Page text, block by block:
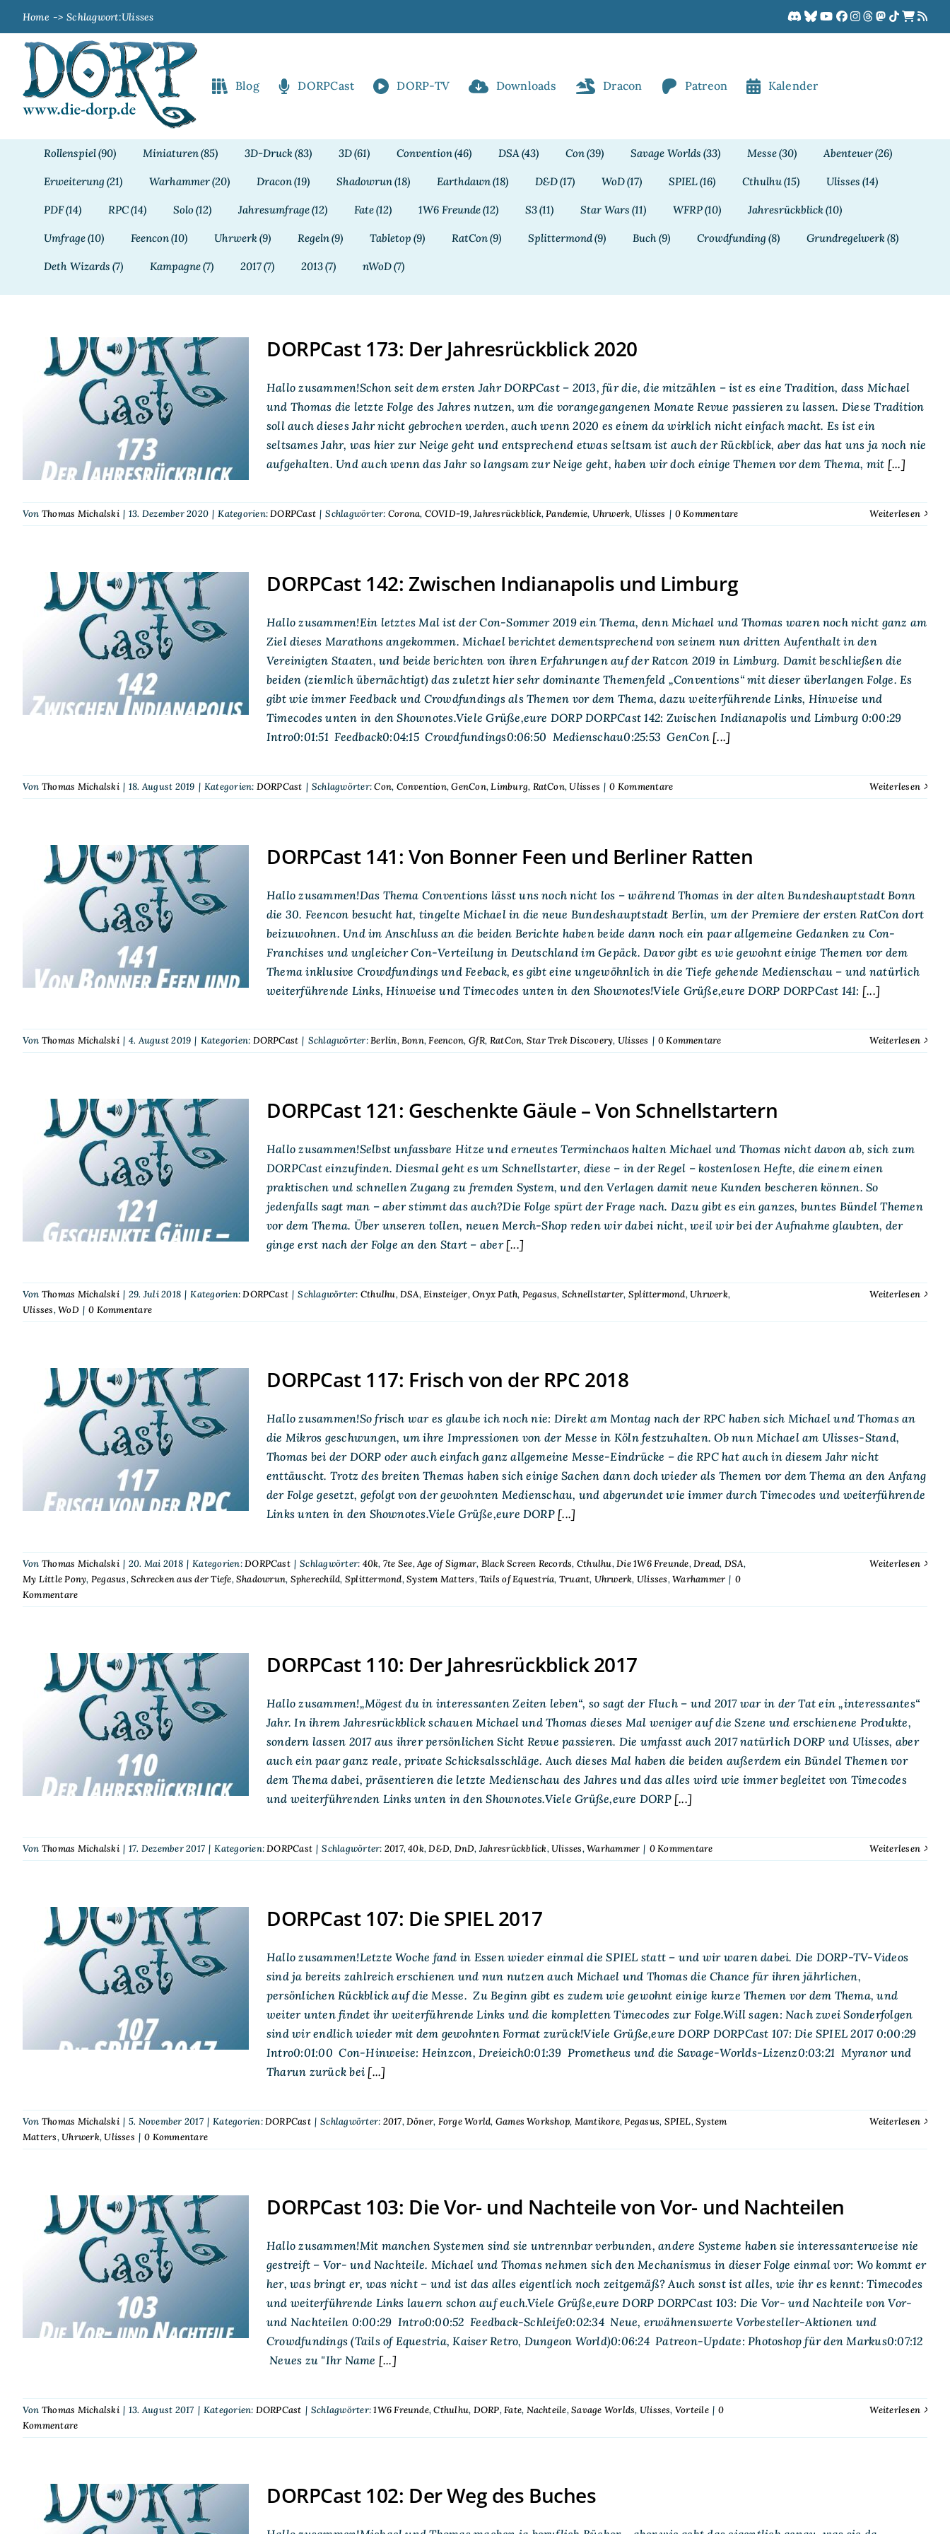
springen
Home Schlagwort:Ulisses
Blog DORPCast DORP-TV Downloads Dracon Patreon Kalender
Rollenspiel(90) Miniaturen(85) 3D-Druck(83) 3D(61) Convention(46) DSA(43) Con(39) Savage Worlds (33) Messe(30) Abenteuer(26)
Erweiterung (21) Warhammer(20) Dracon(19) Shadowrun(18) Earthdawn(18) D&D(17) WoD(17) SPIEL(16) Cthulhu(15) Ulisses (14)
PDF(14) RPC(14) Solo(12) Jahresumfrage(12) Fate(12) 1W6 Freunde(12) S3(11) Star Wars (11) WFRP(10) Jahresrückblick(10)
Umfrage(10) Feencon(10) Uhrwerk(9) Regeln(9) Tabletop (9) RatCon(9) Splittermond(9) Buch(9) Crowdfunding (8) Grundregelwerk(8)
Deth Wizards (7) Kampagne(7) 2017(7) 2013(7) nWoD(7)
DORPCast 173: Der
Jahresrückblick 2020
DORPCast 173: Der Jahresrückblick 2020
Hallo zusammen!Schon seit dem ersten Jahr DORPCast – 2013, für die, die mitzählen – ist es eine Tradition, dass Michael
und Thomas die letzte Folge des Jahres nutzen, um die vorangegangenen Monate Revue passieren zu lassen. Diese Tradition
soll auch dieses Jahr nicht gebrochen werden, auch wenn 2020 es einem da wirklich nicht einfach macht. Es ist ein
seltsames Jahr, was hier zur Neige geht und entsprechend etwas seltsam ist auch der Rückblick, aber das hat uns ja noch nie
aufgehalten. Und auch wenn das Jahr so langsam zur Neige geht, haben wir doch einige Themen vor dem Thema, mit [...]
Von Thomas Michalski | 13. Dezember 2020 | Kategorien:DORPCast | Schlagwörter: Corona, COVID-19,Jahresrückblick,Pandemie, Uhrwerk, Ulisses | 0 Kommentare Weiterlesen
DORPCast 142:
Zwischen Indianapolis
und Limburg
DORPCast 142: Zwischen Indianapolis und Limburg
Hallo zusammen!Ein letztes Mal ist der Con-Sommer 2019 ein Thema, denn Michael und Thomas waren noch nicht ganz am
Ziel dieses Marathons angekommen. Michael berichtet dementsprechend von seinem nun dritten Aufenthalt in den
Vereinigten Staaten, und beide berichten von ihren Erfahrungen auf der Ratcon 2019 in Limburg. Damit beschließen die
beiden (ziemlich übernächtigt) das zuletzt hier sehr dominante Themenfeld „Conventions“ mit dieser überlangen Folge. Es
gibt wie immer Feedback und Crowdfundings als Themen vor dem Thema, dazu weiterführende Links, Hinweise und
Timecodes unten in den Shownotes.Viele Grüße,eure DORP DORPCast 142: Zwischen Indianapolis und Limburg 0:00:29
Intro0:01:51 Feedback0:04:15 Crowdfundings0:06:50 Medienschau0:25:53 GenCon[...]
Von Thomas Michalski | 18. August 2019 | Kategorien: DORPCast | Schlagwörter:Con, Convention,GenCon,Limburg, RatCon,Ulisses | 0 Kommentare Weiterlesen
DORPCast 141: Von
Bonner Feen und
Berliner Ratten
DORPCast 141: Von Bonner Feen und Berliner Ratten
Hallo zusammen!Das Thema Conventions lässt uns noch nicht los – während Thomas in der alten Bundeshauptstadt Bonn
die 30. Feencon besucht hat, tingelte Michael in die neue Bundeshauptstadt Berlin, um der Premiere der ersten RatCon dort
beizuwohnen. Und im Anschluss an die beiden Berichte haben beide dann noch ein paar allgemeine Gedanken zu Con-
Franchises und ungleicher Con-Verteilung in Deutschland im Gepäck. Davor gibt es wie gewohnt einige Themen vor dem
Thema inklusive Crowdfundings und Feeback, es gibt eine ungewöhnlich in die Tiefe gehende Medienschau – und natürlich
weiterführende Links, Hinweise und Timecodes unten in den Shownotes!Viele Grüße,eure DORP DORPCast 141: [...]
Von Thomas Michalski | 4. August 2019 | Kategorien: DORPCast | Schlagwörter:Berlin,Bonn,Feencon, GfR, RatCon, Star Trek Discovery, Ulisses | 0 Kommentare Weiterlesen
DORPCast 121:
Geschenkte Gäule –
Von Schnellstartern
DORPCast 121: Geschenkte Gäule – Von Schnellstartern
Hallo zusammen!Selbst unfassbare Hitze und erneutes Terminchaos halten Michael und Thomas nicht davon ab, sich zum
DORPCast einzufinden. Diesmal geht es um Schnellstarter, diese – in der Regel – kostenlosen Hefte, die einem einen
praktischen und schnellen Zugang zu fremden System, und den Verlagen damit neue Kunden bescheren können. So
jedenfalls sagt man – aber stimmt das auch?Die Folge spürt der Frage nach. Dazu gibt es ein ganzes, buntes Bündel Themen
vor dem Thema. Über unseren tollen, neuen Merch-Shop reden wir dabei nicht, weil wir bei der Aufnahme glaubten, der
ginge erst nach der Folge an den Start – aber[...]
Von Thomas Michalski | 29. Juli 2018 | Kategorien:DORPCast | Schlagwörter: Cthulhu,DSA,Einsteiger,Onyx Path, Pegasus, Schnellstarter, Splittermond,Uhrwerk,
Ulisses,WoD | 0 Kommentare
Weiterlesen
DORPCast 117: Frisch
von der RPC 2018
DORPCast 117: Frisch von der RPC 2018
Hallo zusammen!So frisch war es glaube ich noch nie: Direkt am Montag nach der RPC haben sich Michael und Thomas an
die Mikros geschwungen, um ihre Impressionen von der Messe in Köln festzuhalten. Ob nun Michael am Ulisses-Stand,
Thomas bei der DORP oder auch einfach ganz allgemeine Messe-Eindrücke – die RPC hat auch in diesem Jahr nicht
enttäuscht. Trotz des breiten Themas haben sich einige Sachen dann doch wieder als Themen vor dem Thema an den Anfang
der Folge gesetzt, gefolgt von der gewohnten Medienschau, und abgerundet wie immer durch Timecodes und weiterführende
Links unten in den Shownotes.Viele Grüße,eure DORP[...]
Von Thomas Michalski | 20. Mai 2018 | Kategorien:DORPCast | Schlagwörter: 40k, 7te See,Age of Sigmar, Black Screen Records, Cthulhu,Die 1W6 Freunde,Dread, DSA,
My Little Pony, Pegasus,Schrecken aus der Tiefe,Shadowrun, Spherechild, Splittermond,System Matters,Tails of Equestria, Truant, Uhrwerk, Ulisses,Warhammer | 0
Kommentare
Weiterlesen
DORPCast 110: Der
Jahresrückblick 2017
DORPCast 110: Der Jahresrückblick 2017
Hallo zusammen!„Mögest du in interessanten Zeiten leben“, so sagt der Fluch – und 2017 war in der Tat ein „interessantes“
Jahr. In ihrem Jahresrückblick schauen Michael und Thomas dieses Mal weniger auf die Szene und erschienene Produkte,
sondern lassen 2017 aus ihrer persönlichen Sicht Revue passieren. Die umfasst auch 2017 natürlich DORP und Ulisses, aber
auch ein paar ganz reale, private Schicksalsschläge. Auch dieses Mal haben die beiden außerdem ein Bündel Themen vor
dem Thema dabei, präsentieren die letzte Medienschau des Jahres und das alles wird wie immer begleitet von Timecodes
und weiterführenden Links unten in den Shownotes.Viele Grüße,eure DORP[...]
Von Thomas Michalski | 17. Dezember 2017 | Kategorien:DORPCast | Schlagwörter: 2017,40k,D&D, DnD, Jahresrückblick,Ulisses,Warhammer | 0 Kommentare Weiterlesen
DORPCast 107: Die
SPIEL 2017
DORPCast 107: Die SPIEL 2017
Hallo zusammen!Letzte Woche fand in Essen wieder einmal die SPIEL statt – und wir waren dabei. Die DORP-TV-Videos
sind ja bereits zahlreich erschienen und nun nutzen auch Michael und Thomas die Chance für ihren jährlichen,
persönlichen Rückblick auf die Messe. Zu Beginn gibt es zudem wie gewohnt einige kurze Themen vor dem Thema, und
weiter unten findet ihr weiterführende Links und die kompletten Timecodes zur Folge.Will sagen: Nach zwei Sonderfolgen
sind wir endlich wieder mit dem gewohnten Format zurück!Viele Grüße,eure DORP DORPCast 107: Die SPIEL 2017 0:00:29
Intro0:01:00 Con-Hinweise: Heinzcon, Dreieich0:01:39 Prometheus und die Savage-Worlds-Lizenz0:03:21 Myranor und
Tharun zurück bei [...]
Von Thomas Michalski | 5. November 2017 | Kategorien:DORPCast | Schlagwörter: 2017,Döner, Forge World, Games Workshop, Mantikore,Pegasus, SPIEL,System
Matters,Uhrwerk,Ulisses | 0 Kommentare
Weiterlesen
DORPCast 103: Die Vor-
und Nachteile von Vor-
und Nachteilen
DORPCast 103: Die Vor- und Nachteile von Vor- und Nachteilen
Hallo zusammen!Mit manchen Systemen sind sie untrennbar verbunden, andere Systeme haben sie interessanterweise nie
gestreift – Vor- und Nachteile. Michael und Thomas nehmen sich den Mechanismus in dieser Folge einmal vor: Wo kommt er
her, was bringt er, was nicht – und ist das alles eigentlich noch zeitgemäß? Auch sonst ist alles, wie ihr es kennt: Timecodes
und weiterführende Links lauern schon auf euch.Viele Grüße,eure DORP DORPCast 103: Die Vor- und Nachteile von Vor-
und Nachteilen 0:00:29 Intro0:00:52 Feedback-Schleife0:02:34 Neue, erwähnenswerte Vorbesteller-Aktionen und
Crowdfundings (Tails of Equestria, Kaiser Retro, Dungeon World)0:06:24 Patreon-Update: Photoshop für den Markus0:07:12
Neues zu "Ihr Name [...]
Von Thomas Michalski | 13. August 2017 | Kategorien: DORPCast | Schlagwörter:1W6 Freunde,Cthulhu, DORP,Fate, Nachteile,Savage Worlds, Ulisses, Vorteile | 0
Kommentare
Weiterlesen
DORPCast 102: Der Weg des Buches